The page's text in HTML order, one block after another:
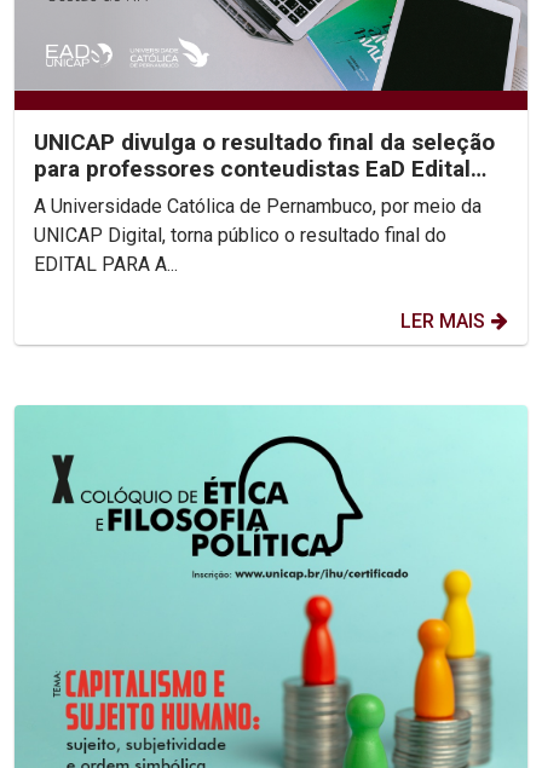
UNICAP divulga o resultado final da seleção
para professores conteudistas EaD Edital
2023/02
A Universidade Católica de Pernambuco, por meio da
UNICAP Digital, torna público o resultado final do
EDITAL PARA A...
LER MAIS